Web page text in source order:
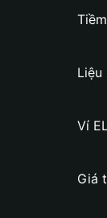
Liệu
Ví
Giá